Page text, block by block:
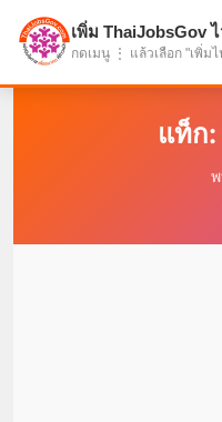
แบ่งปันโอกาส เพื่ออ
แท็ก:
เพิ่ม ThaiJobsGov
กดเมนู ⋮ แล้วเลือก "เพิ่ม